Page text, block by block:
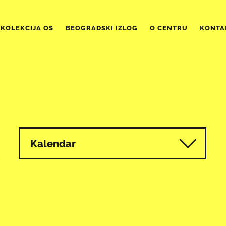
KOLEKCIJA OS BEOGRADSKI IZLOG O CENTRU
Kalendar